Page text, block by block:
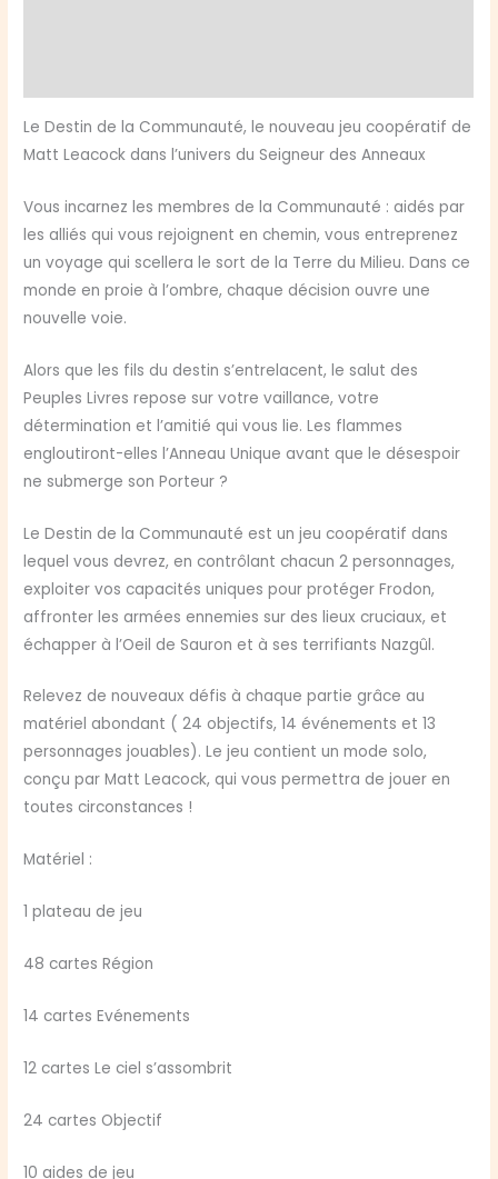
la
Communauté
Le Destin de la Communauté, le nouveau jeu coopératif de
Matt Leacock dans l’univers du Seigneur des Anneaux
Vous incarnez les membres de la Communauté : aidés par
les alliés qui vous rejoignent en chemin, vous entreprenez
un voyage qui scellera le sort de la Terre du Milieu. Dans ce
monde en proie à l’ombre, chaque décision ouvre une
nouvelle voie.
Alors que les fils du destin s’entrelacent, le salut des
Peuples Livres repose sur votre vaillance, votre
détermination et l’amitié qui vous lie. Les flammes
engloutiront-elles l’Anneau Unique avant que le désespoir
ne submerge son Porteur ?
Le Destin de la Communauté est un jeu coopératif dans
lequel vous devrez, en contrôlant chacun 2 personnages,
exploiter vos capacités uniques pour protéger Frodon,
affronter les armées ennemies sur des lieux cruciaux, et
échapper à l’Oeil de Sauron et à ses terrifiants Nazgûl.
Relevez de nouveaux défis à chaque partie grâce au
matériel abondant ( 24 objectifs, 14 événements et 13
personnages jouables). Le jeu contient un mode solo,
conçu par Matt Leacock, qui vous permettra de jouer en
toutes circonstances !
Matériel :
1 plateau de jeu
48 cartes Région
14 cartes Evénements
12 cartes Le ciel s’assombrit
24 cartes Objectif
10 aides de jeu